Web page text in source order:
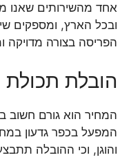
אחד מהשירותים שאנו
ובכל הארץ, ומספקים
הפריסה בצורה מדויקה
הובלת תכולת
המחיר הוא גורם חשוב
המפעל בכפר גדעון
והוגן, וכי ההובלה